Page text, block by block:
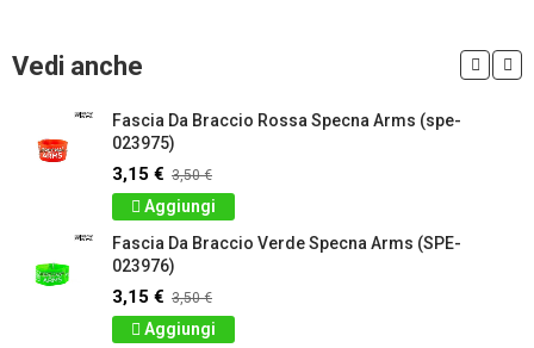
Vedi anche
Fascia Da Braccio Rossa Specna Arms (spe-
023975)
3,15 € 3,50 €
Aggiungi
Fascia Da Braccio Verde Specna Arms (SPE-
023976)
3,15 € 3,50 €
Aggiungi